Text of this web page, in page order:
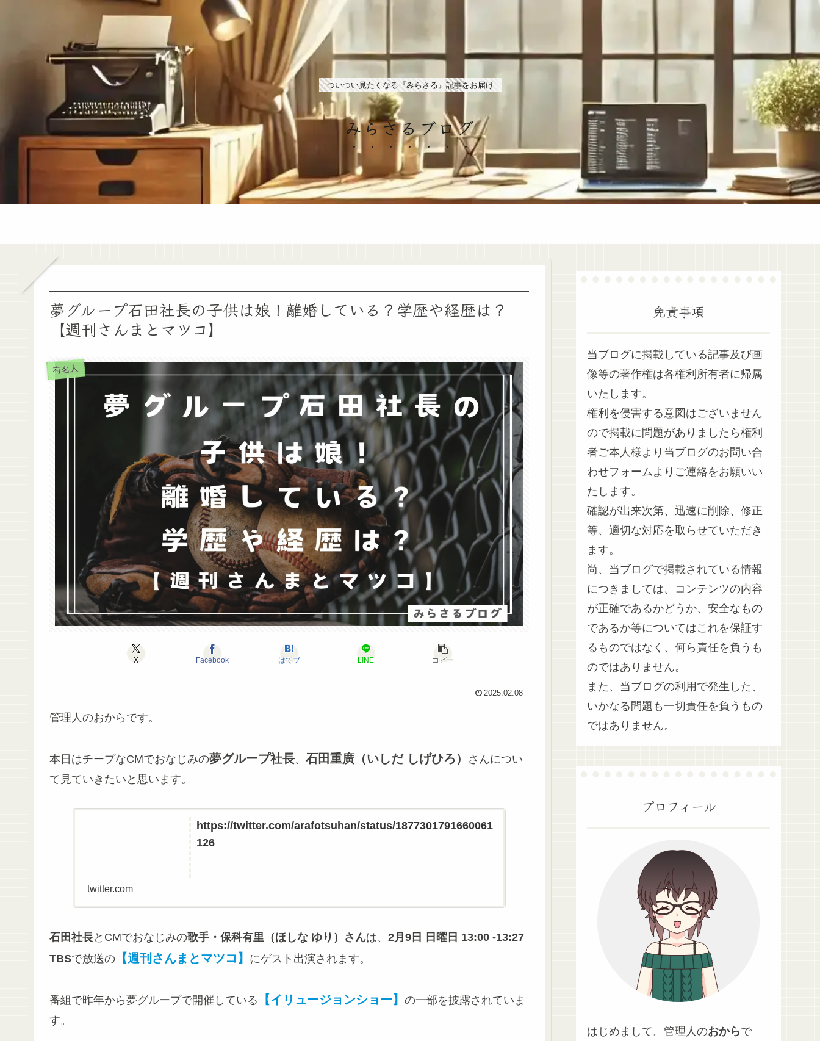
ついつい見たくなる『みらさる』記事をお届け
みらさるブログ
夢グループ石田社長の子供は娘！離婚している？学歴や経歴は？
【週刊さんまとマツコ】
有名人
X Facebook はてブ LINE コピー
2025.02.08
管理人のおからです。
本日はチープなCMでおなじみの夢グループ社長、 石田重廣（いしだ しげひろ）
さんについ
て見ていきたいと思います。
https://twitter.com/arafotsuhan/status/1877301791660061
126
twitter.com
石田社長とCMでおなじみの歌手・保科有里（ほしな ゆり）さんは、 2月9日 日曜日 13:00 -13:27
TBSで放送の 【週刊さんまとマツコ】 にゲスト出演されます。
番組で昨年から夢グループで開催している 【イリュージョンショー】 の一部を披露されていま
す。
免責事項
当ブログに掲載している記事及び画
像等の著作権は各権利所有者に帰属
いたします。
権利を侵害する意図はございません
ので掲載に問題がありましたら権利
者ご本人様より当ブログのお問い合
わせフォームよりご連絡をお願いい
たします。
確認が出来次第、迅速に削除、修正
等、適切な対応を取らせていただき
ます。
尚、当ブログで掲載されている情報
につきましては、コンテンツの内容
が正確であるかどうか、安全なもの
であるか等についてはこれを保証す
るものではなく、何ら責任を負うも
のではありません。
また、当ブログの利用で発生した、
いかなる問題も一切責任を負うもの
ではありません。
プロフィール
はじめまして。管理人のおからで